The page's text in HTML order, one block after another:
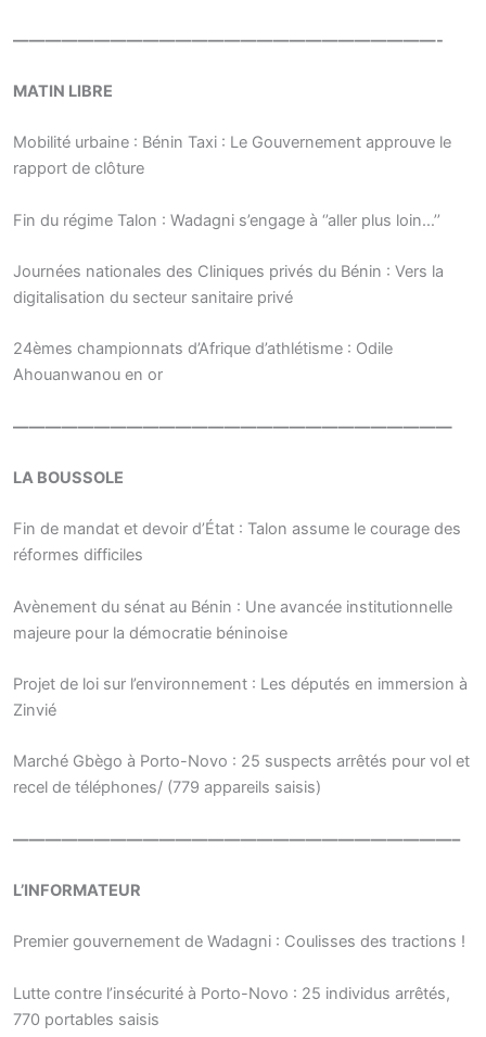
——————————————————————————-
MATIN LIBRE
Mobilité urbaine : Bénin Taxi : Le Gouvernement approuve le
rapport de clôture
Fin du régime Talon : Wadagni s’engage à ‘’aller plus loin…’’
Journées nationales des Cliniques privés du Bénin : Vers la
digitalisation du secteur sanitaire privé
24èmes championnats d’Afrique d’athlétisme : Odile
Ahouanwanou en or
———————————————————————————
LA BOUSSOLE
Fin de mandat et devoir d’État : Talon assume le courage des
réformes difficiles
Avènement du sénat au Bénin : Une avancée institutionnelle
majeure pour la démocratie béninoise
Projet de loi sur l’environnement : Les députés en immersion à
Zinvié
Marché Gbègo à Porto-Novo : 25 suspects arrêtés pour vol et
recel de téléphones/ (779 appareils saisis)
———————————————————————————–
L’INFORMATEUR
Premier gouvernement de Wadagni : Coulisses des tractions !
Lutte contre l’insécurité à Porto-Novo : 25 individus arrêtés,
770 portables saisis